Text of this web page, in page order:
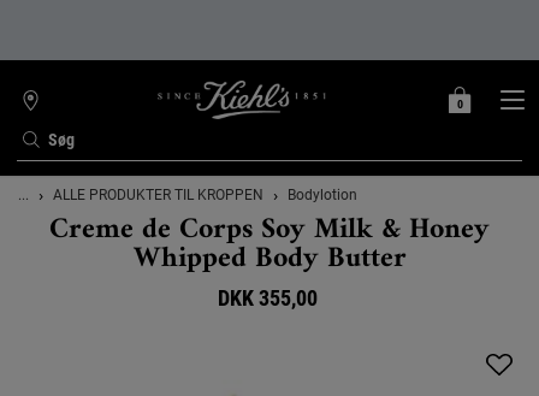
Søg
FIND
BUTIK
MIN
0
0 PRODUKT
Main content
... ALLE PRODUKTER TIL KROPPEN Bodylotion
Creme de Corps Soy Milk & Honey
Whipped Body Butter
DKK 355,00